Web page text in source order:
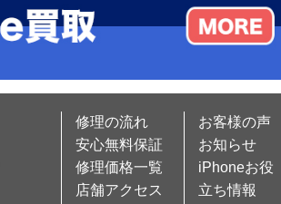
修理の流れ
安心無料保証
修理価格一覧
店舗アクセス
お客様の声
お知らせ
iPhoneお役
立ち情報